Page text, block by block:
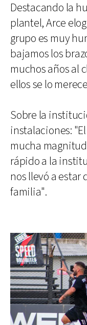
Destacando la
plantel, Arce
grupo es muy
bajamos los
muchos años al
ellos se lo
Sobre la
instalaciones:
mucha
rápido a la
nos llevó a estar
familia".